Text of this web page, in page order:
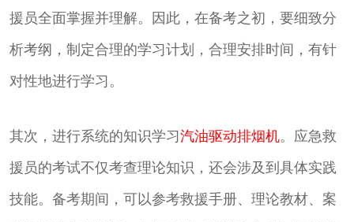
援员全面掌握并理解。因此，在备考之初，要细致分
析考纲，制定合理的学习计划，合理安排时间，有针
对性地进行学习。
其次，进行系统的知识学习 汽油驱动排烟机。应急救
援员的考试不仅考查理论知识，还会涉及到具体实践
技能。备考期间，可以参考救援手册、理论教材、案